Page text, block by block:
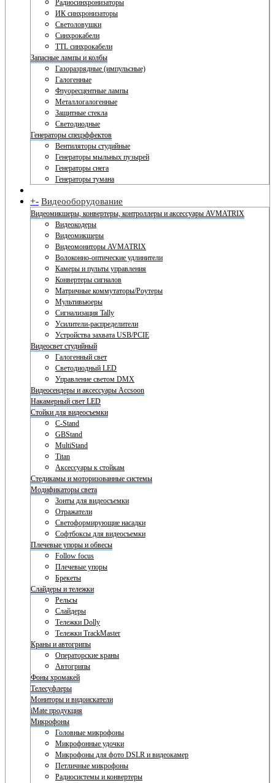
Радиосинхронизаторы
ИК синхронизаторы
Светоловушки
Синхрокабели
TTL синхрокабели
Запасные лампы и колбы
Газоразрядные (импульсные)
Галогенные
Флуоресцентные лампы
Металлогалогенные
Защитные стекла
Светодиодные
Генераторы спецэффектов
Вентиляторы студийные
Генераторы мыльных пузырей
Генераторы снега
Генераторы тумана
+- Видеооборудование
Видеомикшеры, конвертеры, контроллеры и аксессуары AVMATRIX
Видеокодеры
Видеомикшеры
Видеомониторы AVMATRIX
Волоконно-оптические удлинители
Камеры и пульты управления
Конвертеры сигналов
Матричные коммутаторы/Роутеры
Мультивьюеры
Сигнализация Tally
Усилители-распределители
Устройства захвата USB/PCIE
Видеосвет студийный
Галогенный свет
Светодиодный LED
Управление светом DMX
Видеосендеры и аксессуары Accsoon
Накамерный свет LED
Стойки для видеосъемки
C-Stand
GBStand
MultiStand
Titan
Аксессуары к стойкам
Стедикамы и моторизованные системы
Модификаторы света
Зонты для видеосъемки
Отражатели
Светоформирующие насадки
Софтбоксы для видеосъемки
Плечевые упоры и обвесы
Follow focus
Плечевые упоры
Брекеты
Слайдеры и тележки
Рельсы
Слайдеры
Тележки Dolly
Тележки TrackMaster
Краны и автогрипы
Операторские краны
Автогрипы
Фоны хромакей
Телесуфлеры
Мониторы и видоискатели
iMate продукция
Микрофоны
Головные микрофоны
Микрофонные удочки
Микрофоны для фото DSLR и видеокамер
Петличные микрофоны
Радиосистемы и конвертеры